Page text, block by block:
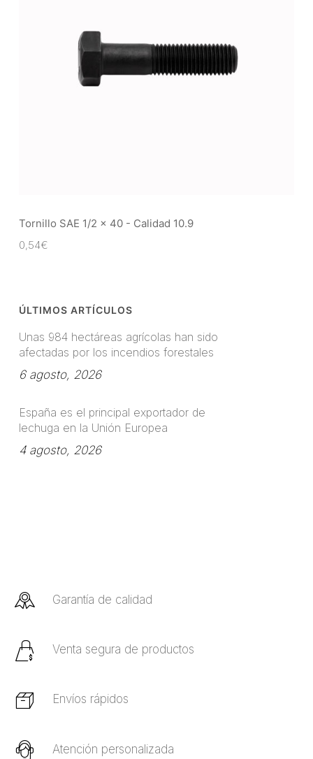
Tornillo SAE 1/2 x 40 - Calidad 10.9
0,54€
ÚLTIMOS ARTÍCULOS
Unas 984 hectáreas agrícolas han sido
afectadas por los incendios forestales
6 agosto, 2026
España es el principal exportador de
lechuga en la Unión Europea
4 agosto, 2026
Garantía de calidad
Venta segura de productos
Envíos rápidos
Atención personalizada